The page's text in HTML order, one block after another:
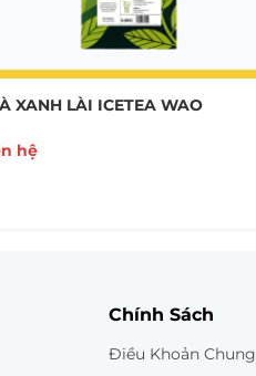
XANH LÀI ICETEA WAO
hệ
Chính Sách
Điều Khoản Chung